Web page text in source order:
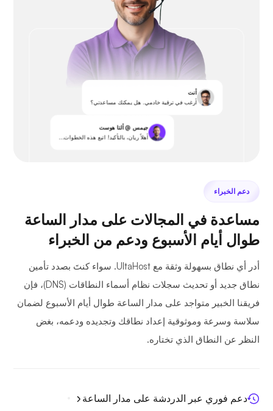
أنت
أرغب في ترقية خادمي. هل يمكنك مساعدتي؟
جيمس @ ألتا هوست
أهلاً ريان، بالتأكيد! اتبع هذه الخطوات...
دعم الخبراء
مساعدة في المجالات على مدار الساعة
طوال أيام الأسبوع ودعم من الخبراء
أدر أي نطاق بسهولة وثقة مع UltaHost. سواء كنتَ بصدد تأمين
نطاق جديد أو تحديث سجلات نظام أسماء النطاقات (DNS)، فإن
فريقنا الخبير متواجد على مدار الساعة طوال أيام الأسبوع لضمان
سلاسة وسرعة وموثوقية إعداد نطاقك وتجديده ودعمه، بغض
النظر عن النطاق الذي تختاره.
دعم فوري عبر الدردشة على مدار الساعة